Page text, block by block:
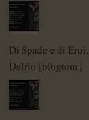
Di Spade e di
Delrio [blogtour]